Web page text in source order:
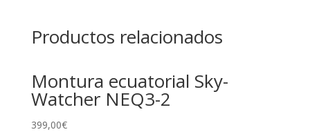
Productos relacionados
Montura ecuatorial Sky-
Watcher NEQ3-2
399,00€